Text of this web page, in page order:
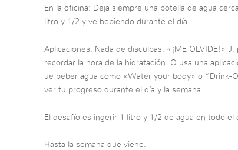
En la oficina: Deja siempre una botella de agua
litro y 1/2 y ve bebiendo durante el día.
Aplicaciones: Nada de disculpas, «¡ME OLVIDE!»
recordar la hora de la hidratación. O usa una
ue beber agua como «Water your body» o “Drink-
ver tu progreso durante el día y la semana.
El desafío es ingerir 1 litro y 1/2 de agua en todo el
Hasta la semana que viene.